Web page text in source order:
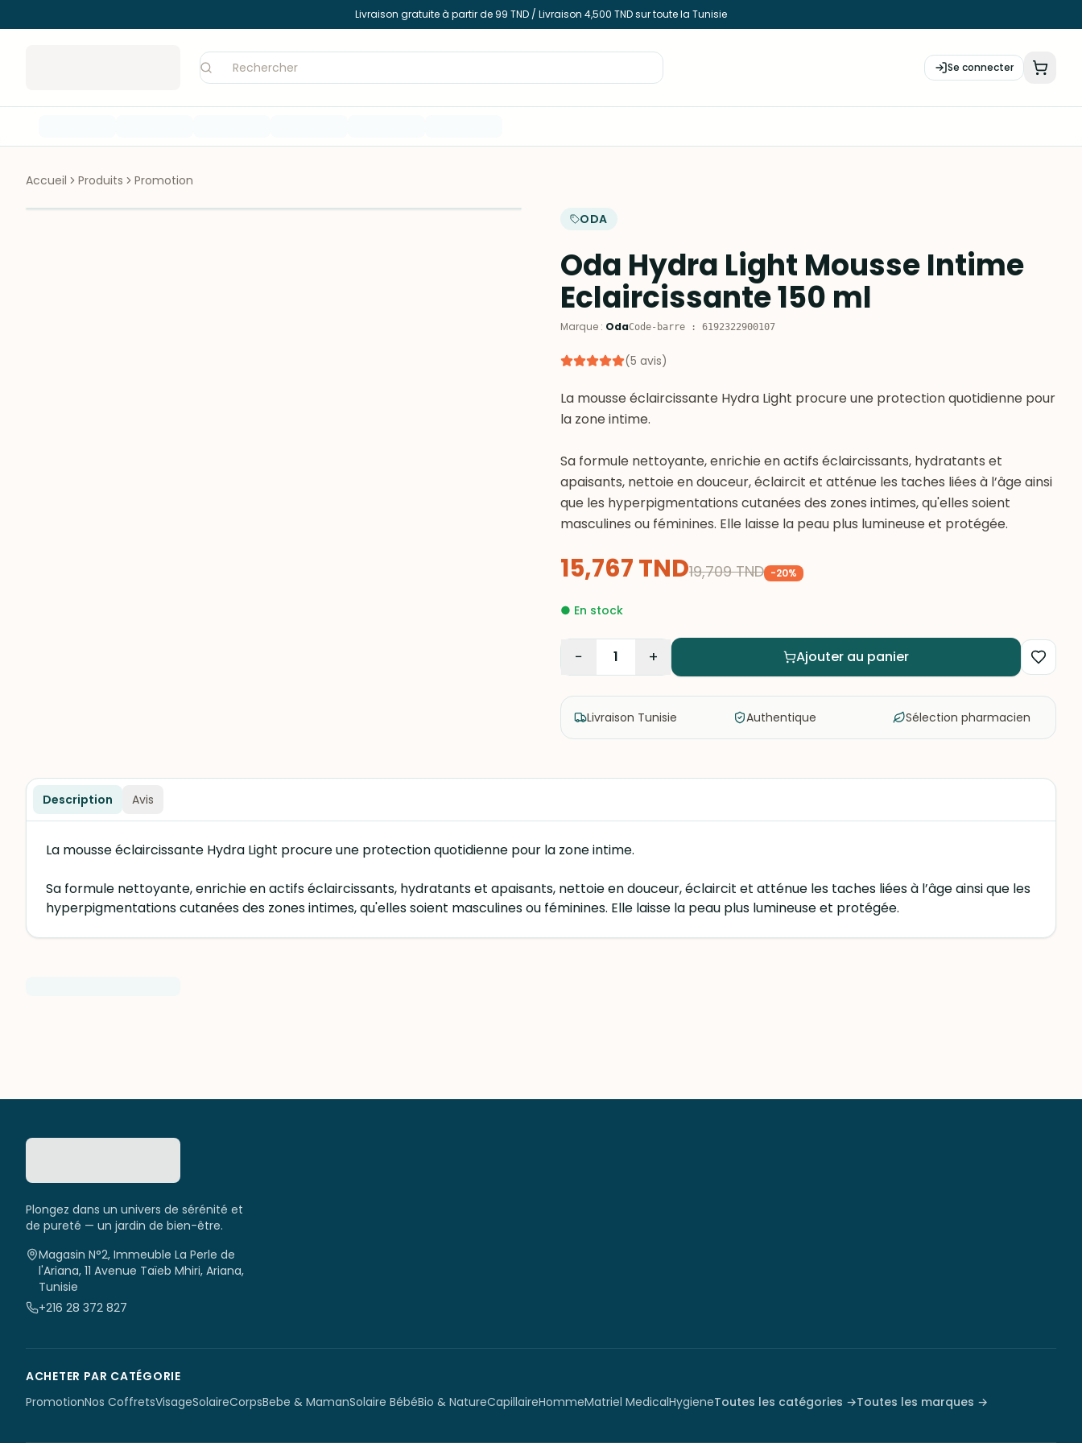
Livraison gratuite à partir de 99 TND / Livraison 4,500 TND sur toute la Tunisie
Se connecter
Accueil Produits Promotion
ODA
Oda Hydra Light Mousse Intime
Eclaircissante 150 ml
Marque : OdaCode-barre : 6192322900107
(5 avis)
La mousse éclaircissante Hydra Light procure une protection quotidienne pour
la zone intime.
Sa formule nettoyante, enrichie en actifs éclaircissants, hydratants et
apaisants, nettoie en douceur, éclaircit et atténue les taches liées à l’âge ainsi
que les hyperpigmentations cutanées des zones intimes, qu'elles soient
masculines ou féminines. Elle laisse la peau plus lumineuse et protégée.
15,767TND19,709 TND -20%
● En stock
− 1 + Ajouter au panier
Livraison Tunisie Authentique Sélection pharmacien
Description Avis
La mousse éclaircissante Hydra Light procure une protection quotidienne pour la zone intime.
Sa formule nettoyante, enrichie en actifs éclaircissants, hydratants et apaisants, nettoie en douceur, éclaircit et atténue les taches liées à l’âge ainsi que les
hyperpigmentations cutanées des zones intimes, qu'elles soient masculines ou féminines. Elle laisse la peau plus lumineuse et protégée.
Plongez dans un univers de sérénité et
de pureté — un jardin de bien-être.
Magasin N°2, Immeuble La Perle de
l'Ariana, 11 Avenue Taïeb Mhiri, Ariana,
Tunisie
+216 28 372 827
ACHETER PAR CATÉGORIE
PromotionNos CoffretsVisageSolaireCorpsBebe & MamanSolaire BébéBio & NatureCapillaireHommeMatriel MedicalHygieneToutes les catégories →Toutes les marques →